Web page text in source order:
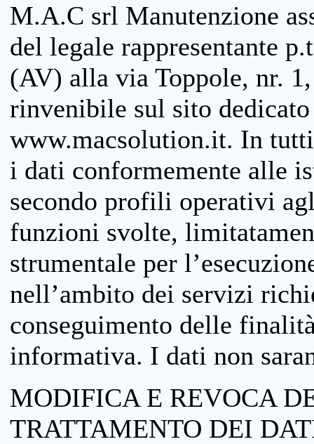
M.A.C srl Manutenzione
del legale rappresentante
(AV) alla via Toppole, nr.
rinvenibile sul sito
www.macsolution.it. In
i dati conformemente alle
secondo profili operativi
funzioni svolte,
strumentale per
nell’ambito dei servizi
conseguimento delle
informativa. I dati non
MODIFICA E REVOCA
TRATTAMENTO DEI